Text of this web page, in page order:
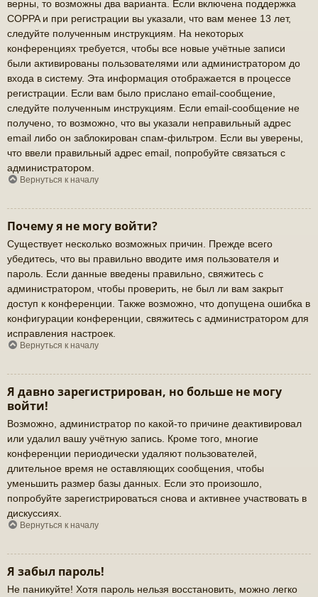
верны, то возможны два варианта. Если включена поддержка
COPPA и при регистрации вы указали, что вам менее 13 лет,
следуйте полученным инструкциям. На некоторых
конференциях требуется, чтобы все новые учётные записи
были активированы пользователями или администратором до
входа в систему. Эта информация отображается в процессе
регистрации. Если вам было прислано email-сообщение,
следуйте полученным инструкциям. Если email-сообщение не
получено, то возможно, что вы указали неправильный адрес
email либо он заблокирован спам-фильтром. Если вы уверены,
что ввели правильный адрес email, попробуйте связаться с
администратором.
Вернуться к началу
Почему я не могу войти?
Существует несколько возможных причин. Прежде всего
убедитесь, что вы правильно вводите имя пользователя и
пароль. Если данные введены правильно, свяжитесь с
администратором, чтобы проверить, не был ли вам закрыт
доступ к конференции. Также возможно, что допущена ошибка в
конфигурации конференции, свяжитесь с администратором для
исправления настроек.
Вернуться к началу
Я давно зарегистрирован, но больше не могу
войти!
Возможно, администратор по какой-то причине деактивировал
или удалил вашу учётную запись. Кроме того, многие
конференции периодически удаляют пользователей,
длительное время не оставляющих сообщения, чтобы
уменьшить размер базы данных. Если это произошло,
попробуйте зарегистрироваться снова и активнее участвовать в
дискуссиях.
Вернуться к началу
Я забыл пароль!
Не паникуйте! Хотя пароль нельзя восстановить, можно легко